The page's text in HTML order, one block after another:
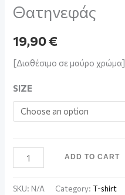
Θατηνεφάς
19,90€
[Διαθέσιμο σε μαύρο χρώμα]
SIZE
ADD TO CART
SKU: N/A Category:T-shirt